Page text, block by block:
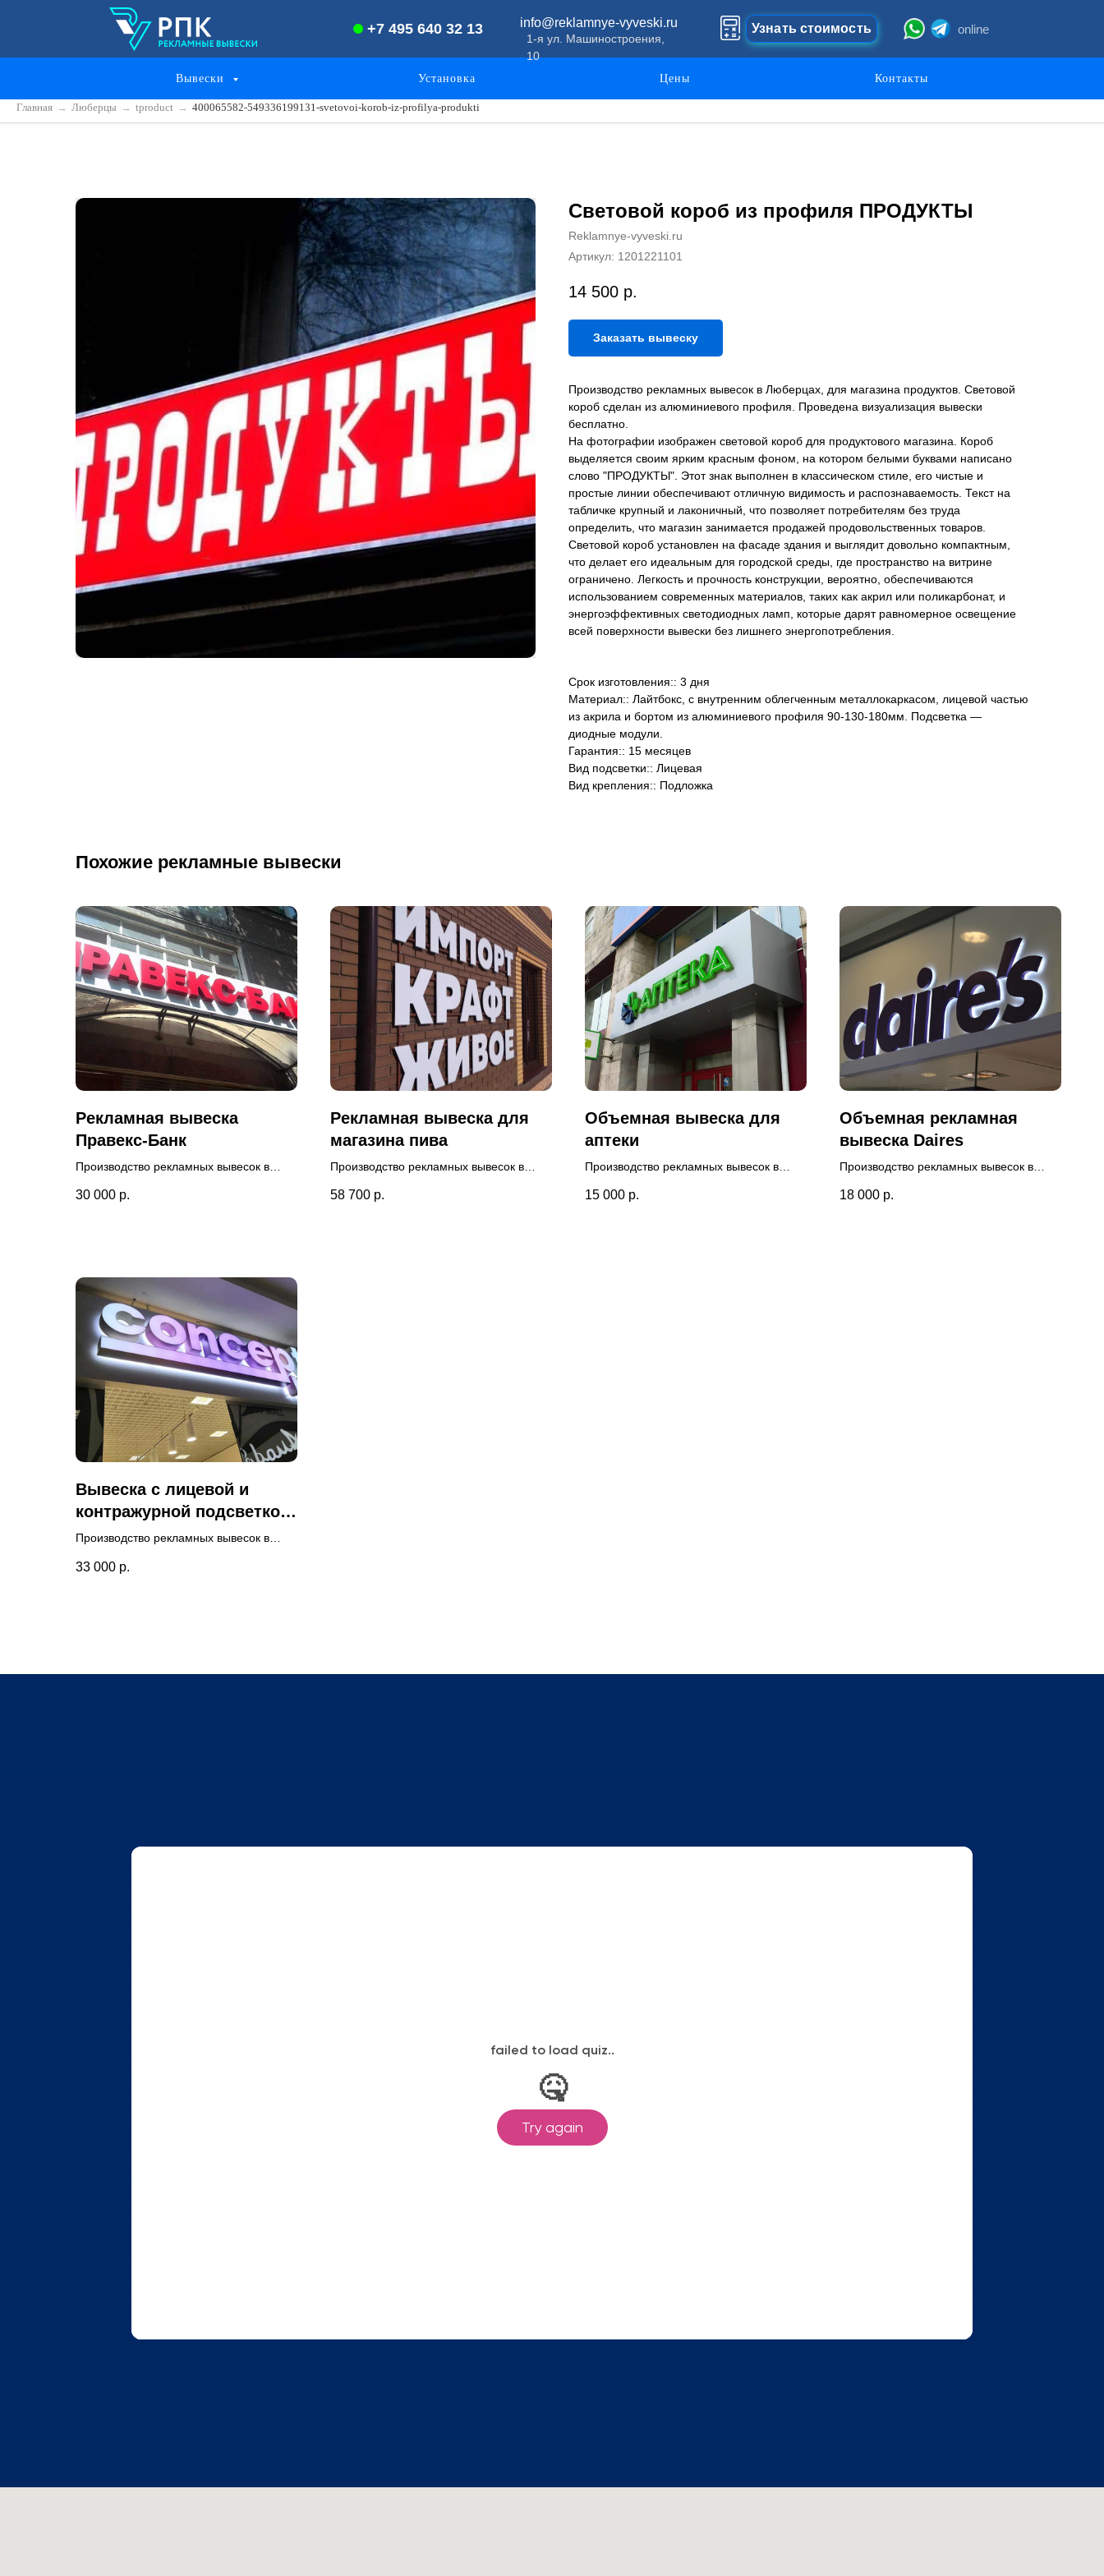
Главная → Люберцы → tproduct → 400065582-549336199131-svetovoi-korob-iz-profilya-produkti
+7 495 640 32 13 info@reklamnye-vyveski.ru online
Узнать стоимость
1-я ул. Машиностроения,
10
Вывески Установка Цены Контакты
Световой короб из профиля ПРОДУКТЫ
Reklamnye-vyveski.ru
Артикул: 1201221101
14 500 р.
Заказать вывеску
Производство рекламных вывесок в Люберцах, для магазина продуктов. Световой
короб сделан из алюминиевого профиля. Проведена визуализация вывески
бесплатно.
На фотографии изображен световой короб для продуктового магазина. Короб
выделяется своим ярким красным фоном, на котором белыми буквами написано
слово "ПРОДУКТЫ". Этот знак выполнен в классическом стиле, его чистые и
простые линии обеспечивают отличную видимость и распознаваемость. Текст на
табличке крупный и лаконичный, что позволяет потребителям без труда
определить, что магазин занимается продажей продовольственных товаров.
Световой короб установлен на фасаде здания и выглядит довольно компактным,
что делает его идеальным для городской среды, где пространство на витрине
ограничено. Легкость и прочность конструкции, вероятно, обеспечиваются
использованием современных материалов, таких как акрил или поликарбонат, и
энергоэффективных светодиодных ламп, которые дарят равномерное освещение
всей поверхности вывески без лишнего энергопотребления.
Срок изготовления:: 3 дня
Материал:: Лайтбокс, с внутренним облегченным металлокаркасом, лицевой частью
из акрила и бортом из алюминиевого профиля 90-130-180мм. Подсветка —
диодные модули.
Гарантия:: 15 месяцев
Вид подсветки:: Лицевая
Вид крепления:: Подложка
Похожие рекламные вывески
Рекламная вывеска
Правекс-Банк
Производство рекламных вывесок в
произведен на фасаде здания. Доставка
30 000 р.
Рекламная вывеска для
магазина пива
Производство рекламных вывесок в
согласована нашими специалистами.
58 700 р.
Объемная вывеска для
аптеки
Производство рекламных вывесок в
гарантия - 3 года. Проведена
15 000 р.
Объемная рекламная
вывеска Daires
Производство рекламных вывесок в
Доставка и монтаж осуществлялась
18 000 р.
Вывеска с лицевой и
контражурной подсветкой
Consept
Производство рекламных вывесок в
с двойной подсветкой. Бесплатно
33 000 р.